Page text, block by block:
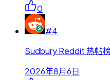
0
#4
Sudbury Reddit 热帖
2026年8月6日